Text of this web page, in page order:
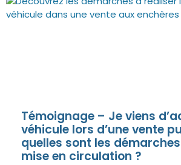
Témoignage – Je viens
véhicule lors d’une vente
quelles sont les
mise en circulation ?